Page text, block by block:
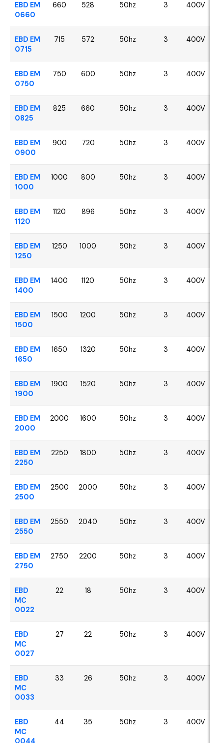
EBD EM
0660
660 528 50hz 3 400V
EBD EM
0715
715 572 50hz 3 400V
EBD EM
0750
750 600 50hz 3 400V
EBD EM
0825
825 660 50hz 3 400V
EBD EM
0900
900 720 50hz 3 400V
EBD EM
1000
1000 800 50hz 3 400V
EBD EM
1120
1120 896 50hz 3 400V
EBD EM
1250
1250 1000 50hz 3 400V
EBD EM
1400
1400 1120 50hz 3 400V
EBD EM
1500
1500 1200 50hz 3 400V
EBD EM
1650
1650 1320 50hz 3 400V
EBD EM
1900
1900 1520 50hz 3 400V
EBD EM
2000
2000 1600 50hz 3 400V
EBD EM
2250
2250 1800 50hz 3 400V
EBD EM
2500
2500 2000 50hz 3 400V
EBD EM
2550
2550 2040 50hz 3 400V
EBD EM
2750
2750 2200 50hz 3 400V
EBD
MC
0022
22 18 50hz 3 400V
EBD
MC
0027
27 22 50hz 3 400V
EBD
MC
0033
33 26 50hz 3 400V
EBD
MC
0044
44 35 50hz 3 400V